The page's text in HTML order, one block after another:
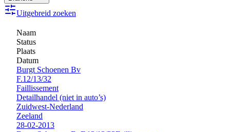
Uitgebreid zoeken
Naam
Status
Plaats
Datum
Burgt Schoenen Bv
F.12/13/32
Faillissement
Detailhandel (niet in auto’s)
Zuidwest-Nederland
Zeeland
28-02-2013